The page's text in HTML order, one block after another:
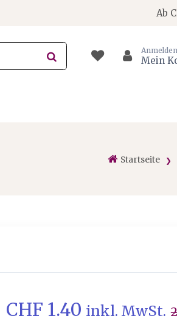
Ab
Anmelden
Mein
Startseite
CHF 1.40 inkl. MwSt.